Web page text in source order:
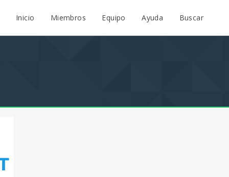
Inicio Miembros Equipo Ayuda Buscar